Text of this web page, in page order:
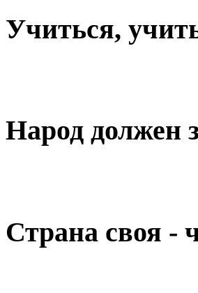
Учиться,
Народ должен
Страна своя -